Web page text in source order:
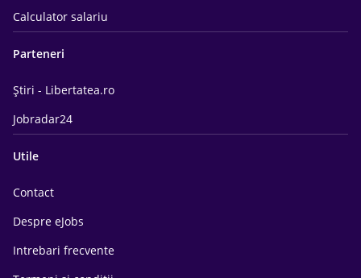
Calculator salariu
Parteneri
Știri - Libertatea.ro
Jobradar24
Utile
Contact
Despre eJobs
Intrebari frecvente